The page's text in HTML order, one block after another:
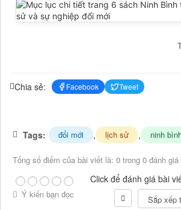
Chia sẻ: Facebook Tweet
Tags: đổi mới , lịch sử , ninh
Tổng số điểm của bài viết là: 0 trong 0 đánh giá
Click để đánh giá bài
Ý kiến bạn đọc